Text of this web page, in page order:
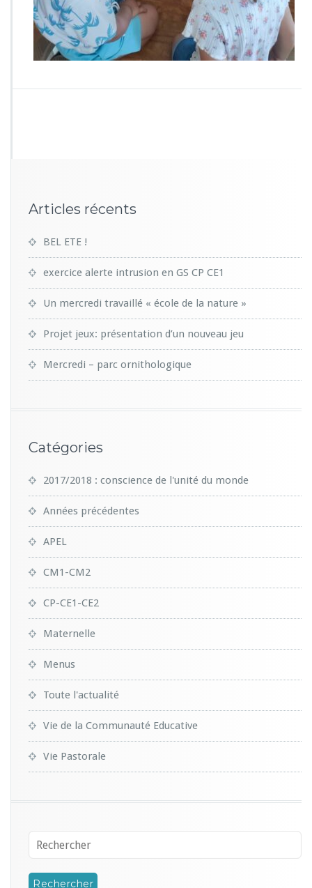
Articles récents
BEL ETE !
exercice alerte intrusion en GS CP CE1
Un mercredi travaillé « école de la nature »
Projet jeux: présentation d’un nouveau jeu
Mercredi – parc ornithologique
Catégories
2017/2018 : conscience de l'unité du monde
Années précédentes
APEL
CM1-CM2
CP-CE1-CE2
Maternelle
Menus
Toute l'actualité
Vie de la Communauté Educative
Vie Pastorale